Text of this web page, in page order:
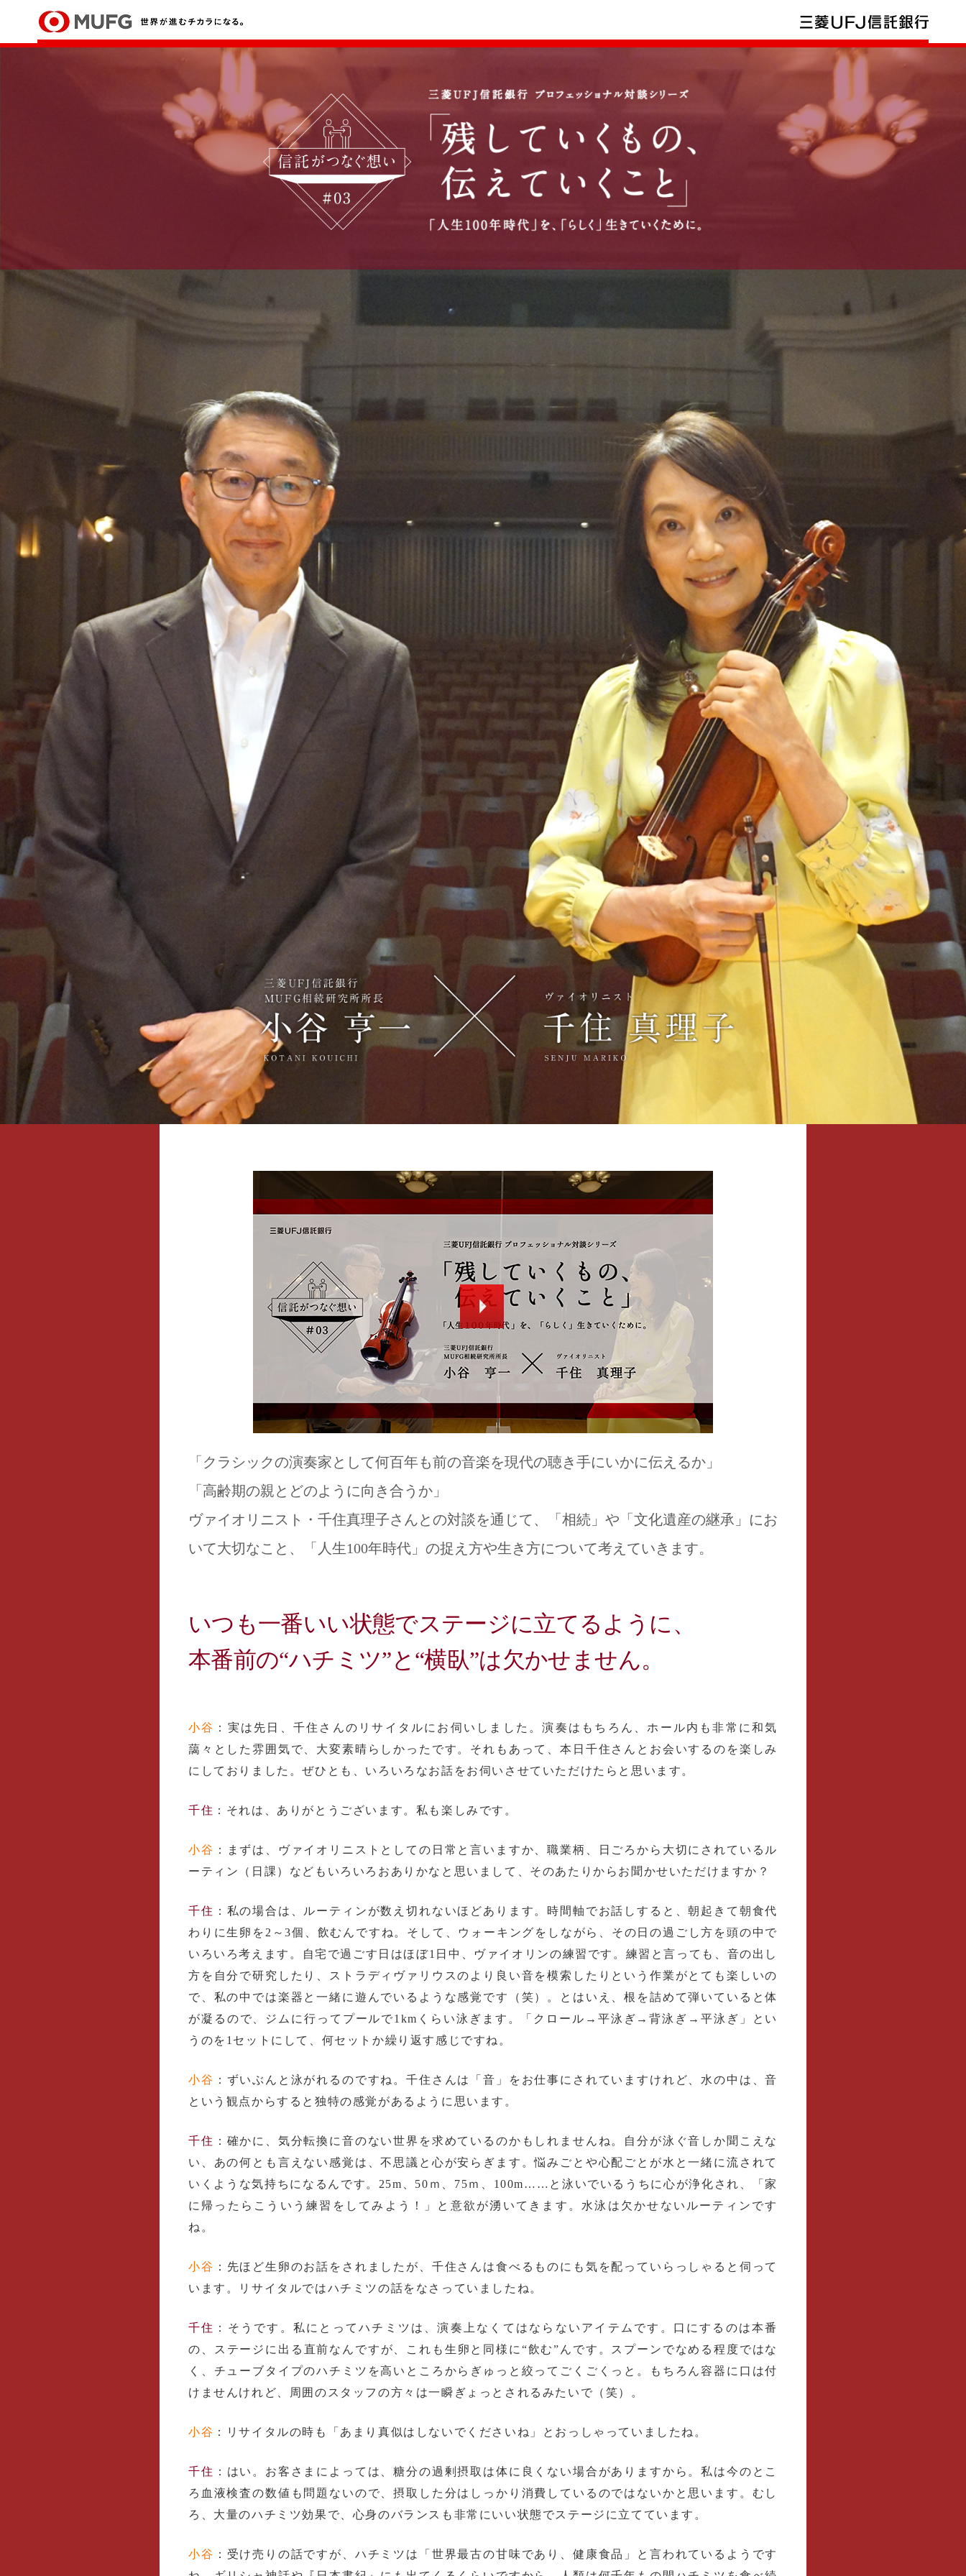
「クラシックの演奏家として何百年も前の音楽を現代の聴き手にいかに伝えるか」
「高齢期の親とどのように向き合うか」
ヴァイオリニスト・千住真理子さんとの対談を通じて、「相続」や「文化遺産の継承」にお
いて大切なこと、「人生100年時代」の捉え方や生き方について考えていきます。
いつも一番いい状態でステージに立てるように、
本番前の“ハチミツ”と“横臥”は欠かせません。
小谷 ：実は先日、千住さんのリサイタルにお伺いしました。演奏はもちろん、ホール内も非常に和気
藹々とした雰囲気で、大変素晴らしかったです。それもあって、本日千住さんとお会いするのを楽しみ
にしておりました。ぜひとも、いろいろなお話をお伺いさせていただけたらと思います。
千住 ：それは、ありがとうございます。私も楽しみです。
小谷 ：まずは、ヴァイオリニストとしての日常と言いますか、職業柄、日ごろから大切にされているル
ーティン（日課）などもいろいろおありかなと思いまして、そのあたりからお聞かせいただけますか？
千住 ：私の場合は、ルーティンが数え切れないほどあります。時間軸でお話しすると、朝起きて朝食代
わりに生卵を2～3個、飲むんですね。そして、ウォーキングをしながら、その日の過ごし方を頭の中で
いろいろ考えます。自宅で過ごす日はほぼ1日中、ヴァイオリンの練習です。練習と言っても、音の出し
方を自分で研究したり、ストラディヴァリウスのより良い音を模索したりという作業がとても楽しいの
で、私の中では楽器と一緒に遊んでいるような感覚です（笑）。とはいえ、根を詰めて弾いていると体
が凝るので、ジムに行ってプールで1kmくらい泳ぎます。「クロール→平泳ぎ→背泳ぎ→平泳ぎ」とい
うのを1セットにして、何セットか繰り返す感じですね。
小谷 ：ずいぶんと泳がれるのですね。千住さんは「音」をお仕事にされていますけれど、水の中は、音
という観点からすると独特の感覚があるように思います。
千住 ：確かに、気分転換に音のない世界を求めているのかもしれませんね。自分が泳ぐ音しか聞こえな
い、あの何とも言えない感覚は、不思議と心が安らぎます。悩みごとや心配ごとが水と一緒に流されて
いくような気持ちになるんです。25m、50ｍ、75ｍ、100m……と泳いでいるうちに心が浄化され、「家
に帰ったらこういう練習をしてみよう！」と意欲が湧いてきます。水泳は欠かせないルーティンです
ね。
小谷 ：先ほど生卵のお話をされましたが、千住さんは食べるものにも気を配っていらっしゃると伺って
います。リサイタルではハチミツの話をなさっていましたね。
千住 ：そうです。私にとってハチミツは、演奏上なくてはならないアイテムです。口にするのは本番
の、ステージに出る直前なんですが、これも生卵と同様に“飲む”んです。スプーンでなめる程度ではな
く、チューブタイプのハチミツを高いところからぎゅっと絞ってごくごくっと。もちろん容器に口は付
けませんけれど、周囲のスタッフの方々は一瞬ぎょっとされるみたいで（笑）。
小谷 ：リサイタルの時も「あまり真似はしないでくださいね」とおっしゃっていましたね。
千住 ：はい。お客さまによっては、糖分の過剰摂取は体に良くない場合がありますから。私は今のとこ
ろ血液検査の数値も問題ないので、摂取した分はしっかり消費しているのではないかと思います。むし
ろ、大量のハチミツ効果で、心身のバランスも非常にいい状態でステージに立てています。
小谷 ：受け売りの話ですが、ハチミツは「世界最古の甘味であり、健康食品」と言われているようです